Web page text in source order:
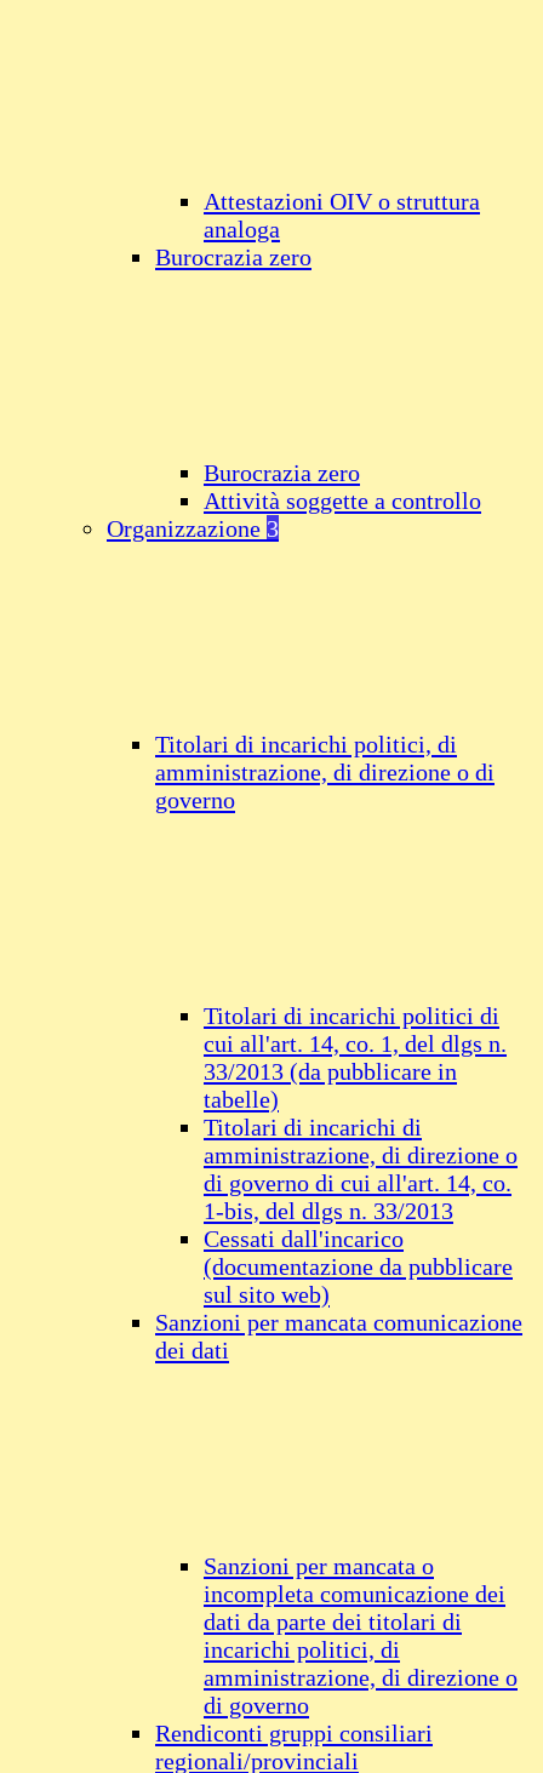
Attestazioni OIV o struttura
analoga
Burocrazia zero
Burocrazia zero
Attività soggette a controllo
Organizzazione 3
Titolari di incarichi politici, di
amministrazione, di direzione o di
governo
Titolari di incarichi politici di
cui all'art. 14, co. 1, del dlgs n.
33/2013 (da pubblicare in
tabelle)
Titolari di incarichi di
amministrazione, di direzione o
di governo di cui all'art. 14, co.
1-bis, del dlgs n. 33/2013
Cessati dall'incarico
(documentazione da pubblicare
sul sito web)
Sanzioni per mancata comunicazione
dei dati
Sanzioni per mancata o
incompleta comunicazione dei
dati da parte dei titolari di
incarichi politici, di
amministrazione, di direzione o
di governo
Rendiconti gruppi consiliari
regionali/provinciali